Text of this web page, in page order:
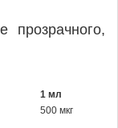
прозрачного,
1 мл
500 мкг